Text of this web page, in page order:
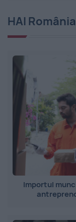
HAI
Importul